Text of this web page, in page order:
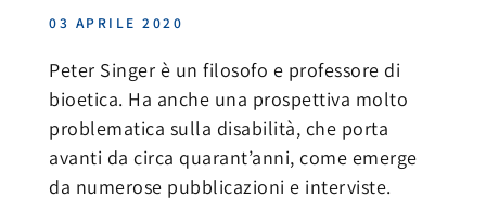
03 APRILE 2020
Peter Singer è un filosofo e professore di
bioetica. Ha anche una prospettiva molto
problematica sulla disabilità, che porta
avanti da circa quarant’anni, come emerge
da numerose pubblicazioni e interviste.